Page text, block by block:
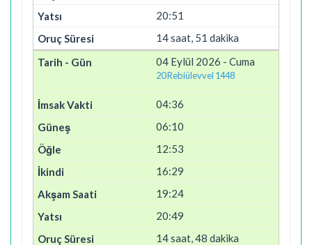
20:51
14 saat, 51 dakika
04 Eylül 2026 - Cuma
20 Rebiülevvel 1448
04:36
06:10
12:53
16:29
19:24
20:49
14 saat, 48 dakika